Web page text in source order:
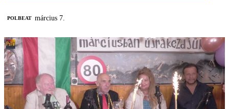
‎POLBEAT március 7.